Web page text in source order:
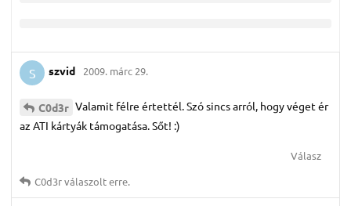
S szvid 2009. márc 29.
C0d3r Valamit félre értettél. Szó sincs arról, hogy véget ér
az ATI kártyák támogatása. Sőt! :)
Válasz
C0d3rválaszolt erre.